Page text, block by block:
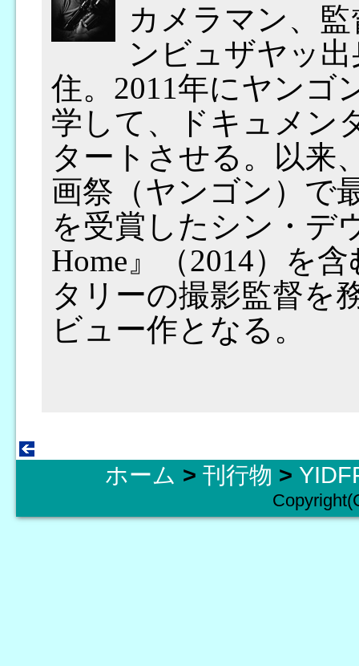
カメラマン、
ンビュザヤッ
住。2011年にヤンゴ
学して、ドキュメン
タートさせる。以来
画祭（ヤンゴン）で
を受賞したシン・デ
Home』（2014）を
タリーの撮影監督を
ビュー作となる。
ホーム > 刊行物 >